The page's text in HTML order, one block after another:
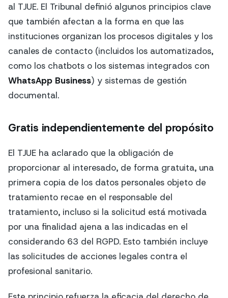
al TJUE. El Tribunal definió algunos principios clave
que también afectan a la forma en que las
instituciones organizan los procesos digitales y los
canales de contacto (incluidos los automatizados,
como los chatbots o los sistemas integrados con
WhatsApp Business) y sistemas de gestión
documental.
Gratis independientemente del propósito
El TJUE ha aclarado que la obligación de
proporcionar al interesado, de forma gratuita, una
primera copia de los datos personales objeto de
tratamiento recae en el responsable del
tratamiento, incluso si la solicitud está motivada
por una finalidad ajena a las indicadas en el
considerando 63 del RGPD. Esto también incluye
las solicitudes de acciones legales contra el
profesional sanitario.